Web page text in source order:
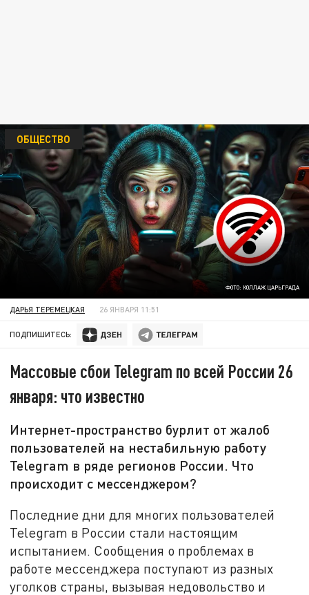
ФОТО: КОЛЛАЖ ЦАРЬГРАДА
ОБЩЕСТВО
ДАРЬЯ ТЕРЕМЕЦКАЯ 26 ЯНВАРЯ 11:51
ПОДПИШИТЕСЬ:
Массовые сбои Telegram по всей России 26
января: что известно
Интернет-пространство бурлит от жалоб
пользователей на нестабильную работу
Telegram в ряде регионов России. Что
происходит с мессенджером?
Последние дни для многих пользователей
Telegram в России стали настоящим
испытанием. Сообщения о проблемах в
работе мессенджера поступают из разных
уголков страны, вызывая недовольство и